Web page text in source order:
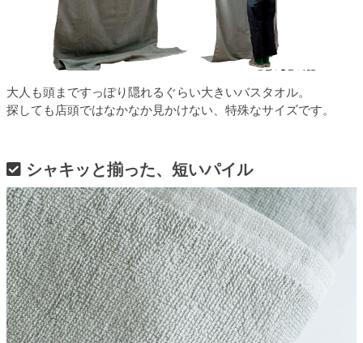
大人も頭まですっぽり隠れるぐらい大きいバスタオル。
探しても店頭ではなかなか見かけない、特殊なサイズです。
シャキッと揃った、短いパイル